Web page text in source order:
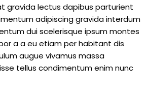
gravida lectus dapibus parturient
adipiscing gravida interdum
dui scelerisque ipsum montes
a a eu etiam per habitant dis
augue vivamus massa
tellus condimentum enim nunc